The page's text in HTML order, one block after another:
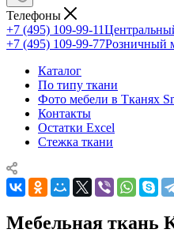
Телефоны
+7 (495) 109-99-11
+7 (495) 109-99-77Розничный
Каталог
По типу ткани
Фото мебели в Тканях
Контакты
Остатки Excel
Стежка ткани
Мебельная ткань